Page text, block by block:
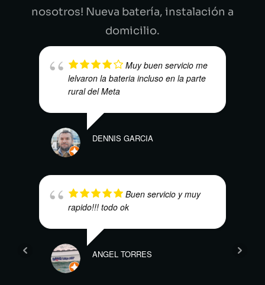
nosotros! Nueva batería, instalación a
domicilio.
Muy buen servicio me
lelvaron la bateria incluso en la parte
rural del Meta
DENNIS GARCIA
Buen servicio y muy
rapido!!! todo ok
ANGEL TORRES